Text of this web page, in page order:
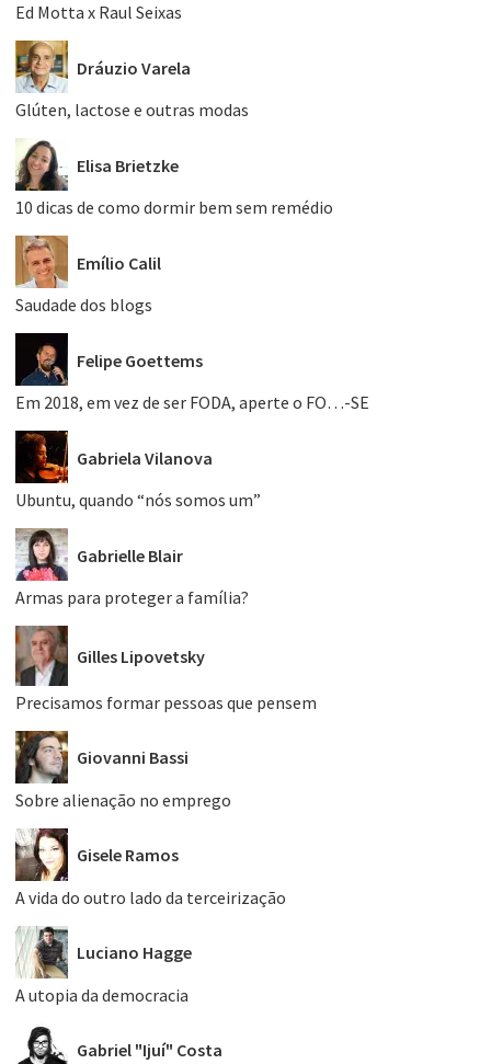
Ed Motta x Raul Seixas
Dráuzio Varela
Glúten, lactose e outras modas
Elisa Brietzke
10 dicas de como dormir bem sem remédio
Emílio Calil
Saudade dos blogs
Felipe Goettems
Em 2018, em vez de ser FODA, aperte o FO…-SE
Gabriela Vilanova
Ubuntu, quando “nós somos um”
Gabrielle Blair
Armas para proteger a família?
Gilles Lipovetsky
Precisamos formar pessoas que pensem
Giovanni Bassi
Sobre alienação no emprego
Gisele Ramos
A vida do outro lado da terceirização
Luciano Hagge
A utopia da democracia
Gabriel "Ijuí" Costa